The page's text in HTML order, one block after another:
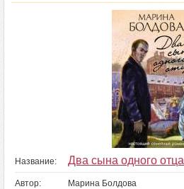
Название: Два сына одного отца
Автор: Марина Болдова